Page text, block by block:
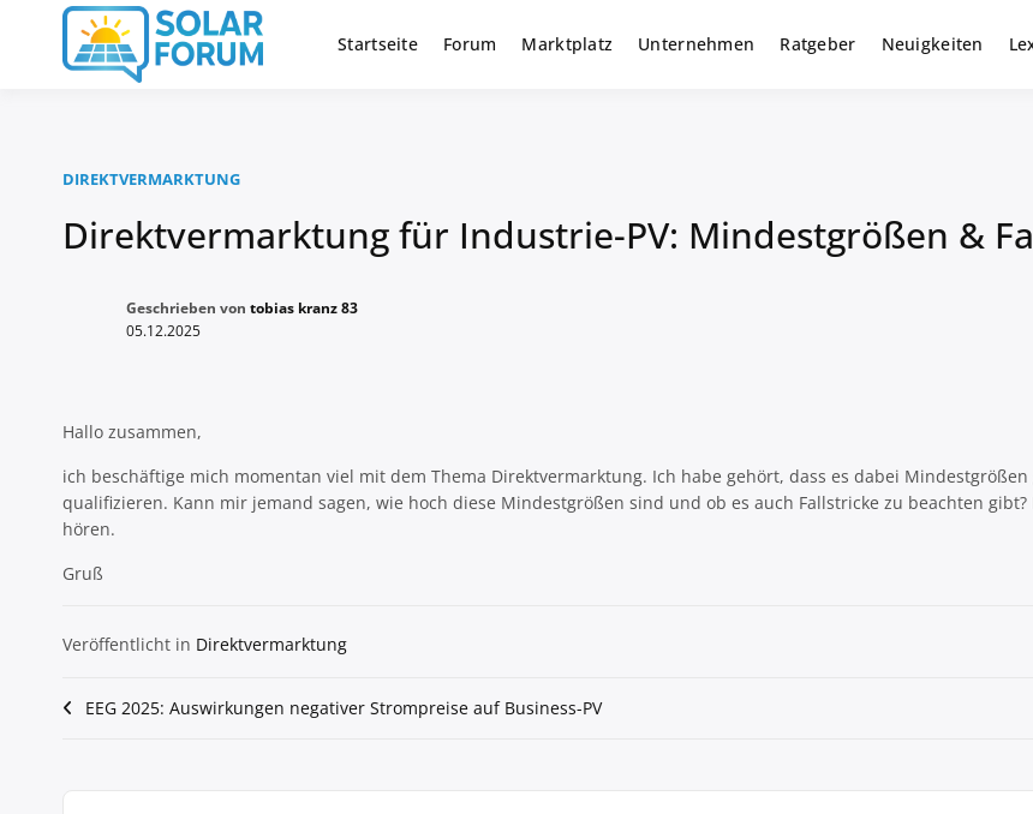
springen
Solar Forum
Deutschlandweit Nr. 1 Forum für gewerbliche Solar Investments
Startseite Forum Marktplatz Unternehmen Ratgeber Neuigkeiten
DIREKTVERMARKTUNG
Direktvermarktung für Industrie-PV: Mindestgrößen &
Geschrieben von tobias kranz 83
05.12.2025
Hallo zusammen,
ich beschäftige mich momentan viel mit dem Thema Direktvermarktung. Ich habe gehört, dass es dabei
qualifizieren. Kann mir jemand sagen, wie hoch diese Mindestgrößen sind und ob es auch Fallstricke zu beachten
hören.
Gruß
Veröffentlicht in Direktvermarktung
Beitragsnavigation
EEG 2025: Auswirkungen negativer Strompreise auf Business-PV